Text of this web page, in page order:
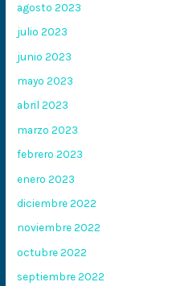
agosto 2023
julio 2023
junio 2023
mayo 2023
abril 2023
marzo 2023
febrero 2023
enero 2023
diciembre 2022
noviembre 2022
octubre 2022
septiembre 2022